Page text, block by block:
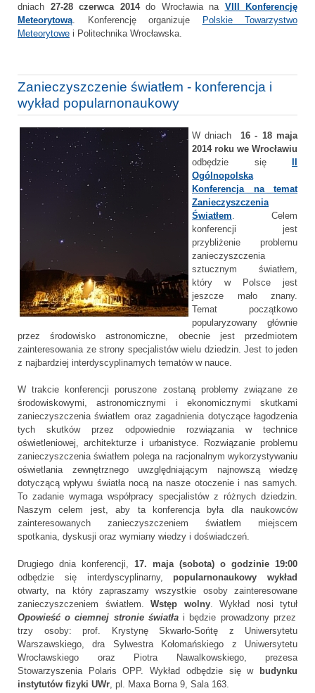
dniach 27-28 czerwca 2014do Wrocławia na VIII Konferencję
Meteorytową . Konferencję organizuje
Polskie Towarzystwo
Meteorytowe i Politechnika Wrocławska.
Zanieczyszczenie światłem - konferencja i
wykład popularnonaukowy
W dniach 16 - 18 maja
2014 roku we Wrocławiu
odbędzie się
Ogólnopolska
Konferencja na temat
Zanieczyszczenia
Światłem. Celem
konferencji jest
przybliżenie problemu
zanieczyszczenia
sztucznym światłem,
który w Polsce jest
jeszcze mało znany.
Temat początkowo
popularyzowany głównie
przez środowisko astronomiczne, obecnie jest przedmiotem
zainteresowania ze strony specjalistów wielu dziedzin. Jest to jeden
z najbardziej interdyscyplinarnych tematów w nauce.
W trakcie konferencji poruszone zostaną problemy związane ze
środowiskowymi, astronomicznymi i ekonomicznymi skutkami
zanieczyszczenia światłem oraz zagadnienia dotyczące łagodzenia
tych skutków przez odpowiednie rozwiązania w technice
oświetleniowej, architekturze i urbanistyce. Rozwiązanie problemu
zanieczyszczenia światłem polega na racjonalnym wykorzystywaniu
oświetlania zewnętrznego uwzględniającym najnowszą wiedzę
dotyczącą wpływu światła nocą na nasze otoczenie i nas samych.
To zadanie wymaga współpracy specjalistów z różnych dziedzin.
Naszym celem jest, aby ta konferencja była dla naukowców
zainteresowanych zanieczyszczeniem światłem miejscem
spotkania, dyskusji oraz wymiany wiedzy i doświadczeń.
Drugiego dnia konferencji, 17. maja (sobota) o godzinie 19:00
odbędzie się interdyscyplinarny, popularnonaukowy wykład
otwarty, na który zapraszamy wszystkie osoby zainteresowane
zanieczyszczeniem światłem. Wstęp wolny. Wykład nosi tytuł
Opowieść o ciemnej stronie światłai będzie prowadzony przez
trzy osoby: prof. Krystynę Skwarło-Sońtę z Uniwersytetu
Warszawskiego, dra Sylwestra Kołomańskiego z Uniwersytetu
Wrocławskiego oraz Piotra Nawalkowskiego, prezesa
Stowarzyszenia Polaris OPP. Wykład odbędzie się wbudynku
instytutów fizyki UWr , pl. Maxa Borna 9, Sala 163.